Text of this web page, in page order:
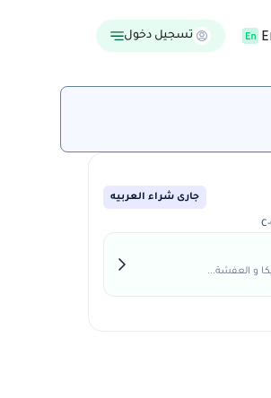
تسجيل دخول
جارى شراء العربيه
و العفشة...